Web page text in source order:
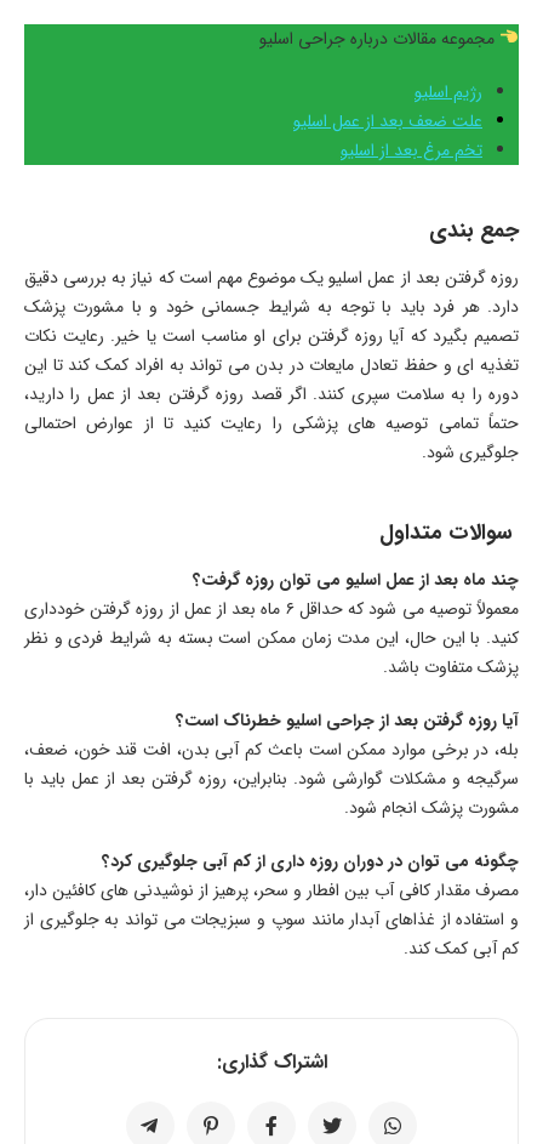
مجموعه مقالات درباره جراحی اسلیو
رژیم اسلیو
علت ضعف بعد از عمل اسلیو
تخم مرغ بعد از اسلیو
جمع بندی
روزه گرفتن بعد از عمل اسلیو یک موضوع مهم است که نیاز به بررسی دقیق
دارد. هر فرد باید با توجه به شرایط جسمانی خود و با مشورت پزشک
تصمیم بگیرد که آیا روزه گرفتن برای او مناسب است یا خیر. رعایت نکات
تغذیه ای و حفظ تعادل مایعات در بدن می تواند به افراد کمک کند تا این
دوره را به سلامت سپری کنند. اگر قصد روزه گرفتن بعد از عمل را دارید،
حتماً تمامی توصیه های پزشکی را رعایت کنید تا از عوارض احتمالی
جلوگیری شود.
سوالات متداول
چند ماه بعد از عمل اسلیو می توان روزه گرفت؟
معمولاً توصیه می شود که حداقل ۶ ماه بعد از عمل از روزه گرفتن خودداری
کنید. با این حال، این مدت زمان ممکن است بسته به شرایط فردی و نظر
پزشک متفاوت باشد.
آیا روزه گرفتن بعد از جراحی اسلیو خطرناک است؟
بله، در برخی موارد ممکن است باعث کم آبی بدن، افت قند خون، ضعف،
سرگیجه و مشکلات گوارشی شود. بنابراین، روزه گرفتن بعد از عمل باید با
مشورت پزشک انجام شود.
چگونه می توان در دوران روزه داری از کم آبی جلوگیری کرد؟
مصرف مقدار کافی آب بین افطار و سحر، پرهیز از نوشیدنی های کافئین دار،
و استفاده از غذاهای آبدار مانند سوپ و سبزیجات می تواند به جلوگیری از
کم آبی کمک کند.
اشتراک گذاری: